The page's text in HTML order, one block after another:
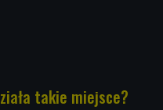
takie miejsce?